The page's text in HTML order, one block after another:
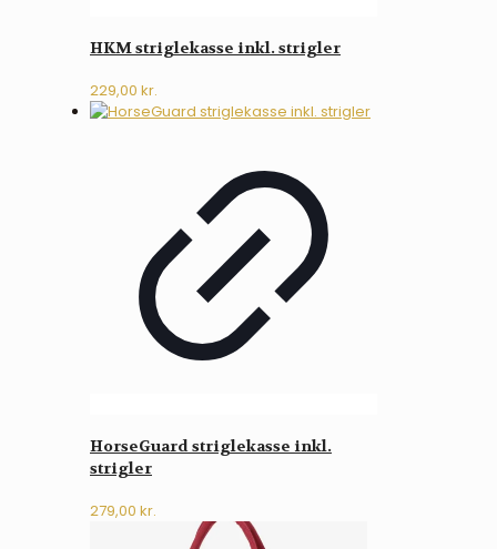
HKM striglekasse inkl. strigler
229,00 kr.
HorseGuard striglekasse inkl.
strigler
279,00 kr.